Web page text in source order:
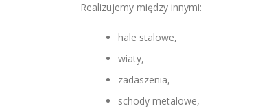
Realizujemy między innymi:
hale stalowe,
wiaty,
zadaszenia,
schody metalowe,